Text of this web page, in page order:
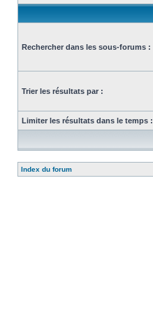
Rechercher dans les sous-forums :
Trier les résultats par :
Limiter les résultats dans le temps :
Index du forum